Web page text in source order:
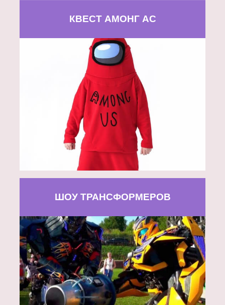
КВЕСТ АМОНГ АС
ШОУ ТРАНСФОРМЕРОВ